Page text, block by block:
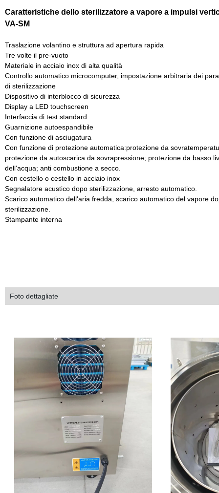
Caratteristiche dello sterilizzatore a vapore a impulsi
VA-SM
Traslazione volantino e struttura ad apertura rapida
Tre volte il pre-vuoto
Materiale in acciaio inox di alta qualità
Controllo automatico microcomputer, impostazione arbitraria dei
di sterilizzazione
Dispositivo di interblocco di sicurezza
Display a LED touchscreen
Interfaccia di test standard
Guarnizione autoespandibile
Con funzione di asciugatura
Con funzione di protezione automatica:protezione da
protezione da autoscarica da sovrapressione; protezione da basso
dell'acqua; anti combustione a secco.
Con cestello o cestello in acciaio inox
Segnalatore acustico dopo sterilizzazione, arresto automatico.
Scarico automatico dell'aria fredda, scarico automatico del vapore
sterilizzazione.
Stampante interna
Foto dettagliate